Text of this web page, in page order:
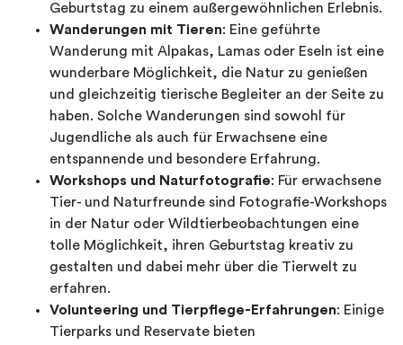
Geburtstag zu einem außergewöhnlichen Erlebnis.
Wanderungen mit Tieren: Eine geführte
Wanderung mit Alpakas, Lamas oder Eseln ist eine
wunderbare Möglichkeit, die Natur zu genießen
und gleichzeitig tierische Begleiter an der Seite zu
haben. Solche Wanderungen sind sowohl für
Jugendliche als auch für Erwachsene eine
entspannende und besondere Erfahrung.
Workshops und Naturfotografie: Für erwachsene
Tier- und Naturfreunde sind Fotografie-Workshops
in der Natur oder Wildtierbeobachtungen eine
tolle Möglichkeit, ihren Geburtstag kreativ zu
gestalten und dabei mehr über die Tierwelt zu
erfahren.
Volunteering und Tierpflege-Erfahrungen: Einige
Tierparks und Reservate bieten